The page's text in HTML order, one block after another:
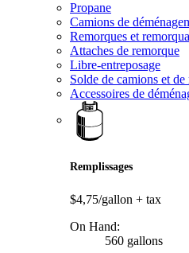
Propane
Camions de
Remorques et
Attaches de remorque
Libre-entreposage
Solde de camions et de
Accessoires de
Remplissages
$4,75/gallon + tax
On Hand:
560 gallons